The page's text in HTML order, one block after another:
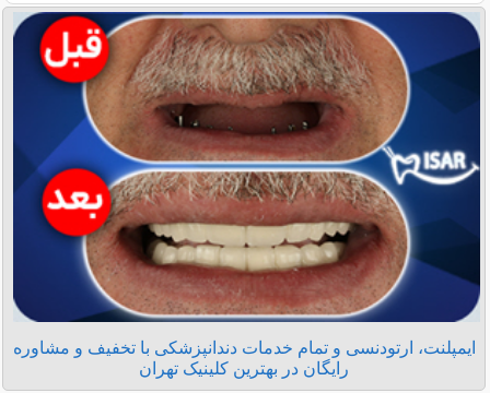
ایمپلنت، ارتودنسی و تمام خدمات دندانپزشکی با تخفیف و مشاوره
رایگان در بهترین کلینیک تهران